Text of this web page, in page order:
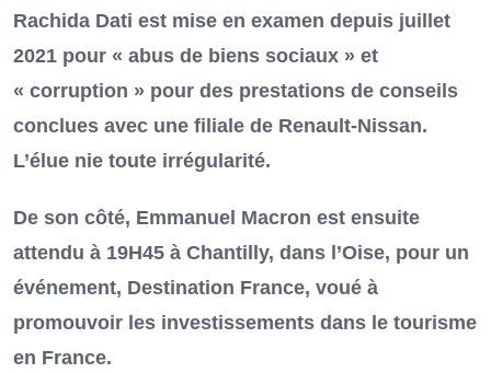
Rachida Dati est mise en examen depuis juillet
2021 pour « abus de biens sociaux » et
« corruption » pour des prestations de conseils
conclues avec une filiale de Renault-Nissan.
L’élue nie toute irrégularité.
De son côté, Emmanuel Macron est ensuite
attendu à 19H45 à Chantilly, dans l’Oise, pour un
événement, Destination France, voué à
promouvoir les investissements dans le tourisme
en France.